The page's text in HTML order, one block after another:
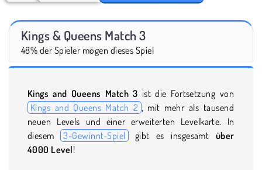
Kings & Queens Match 3
48% der Spieler mögen dieses Spiel
Kings and Queens Match 3 ist die Fortsetzung von
Kings and Queens Match 2 , mit mehr als tausend
neuen Levels und einer erweiterten Levelkarte. In
diesem 3-Gewinnt-Spiel gibt es insgesamt über
4000 Level!